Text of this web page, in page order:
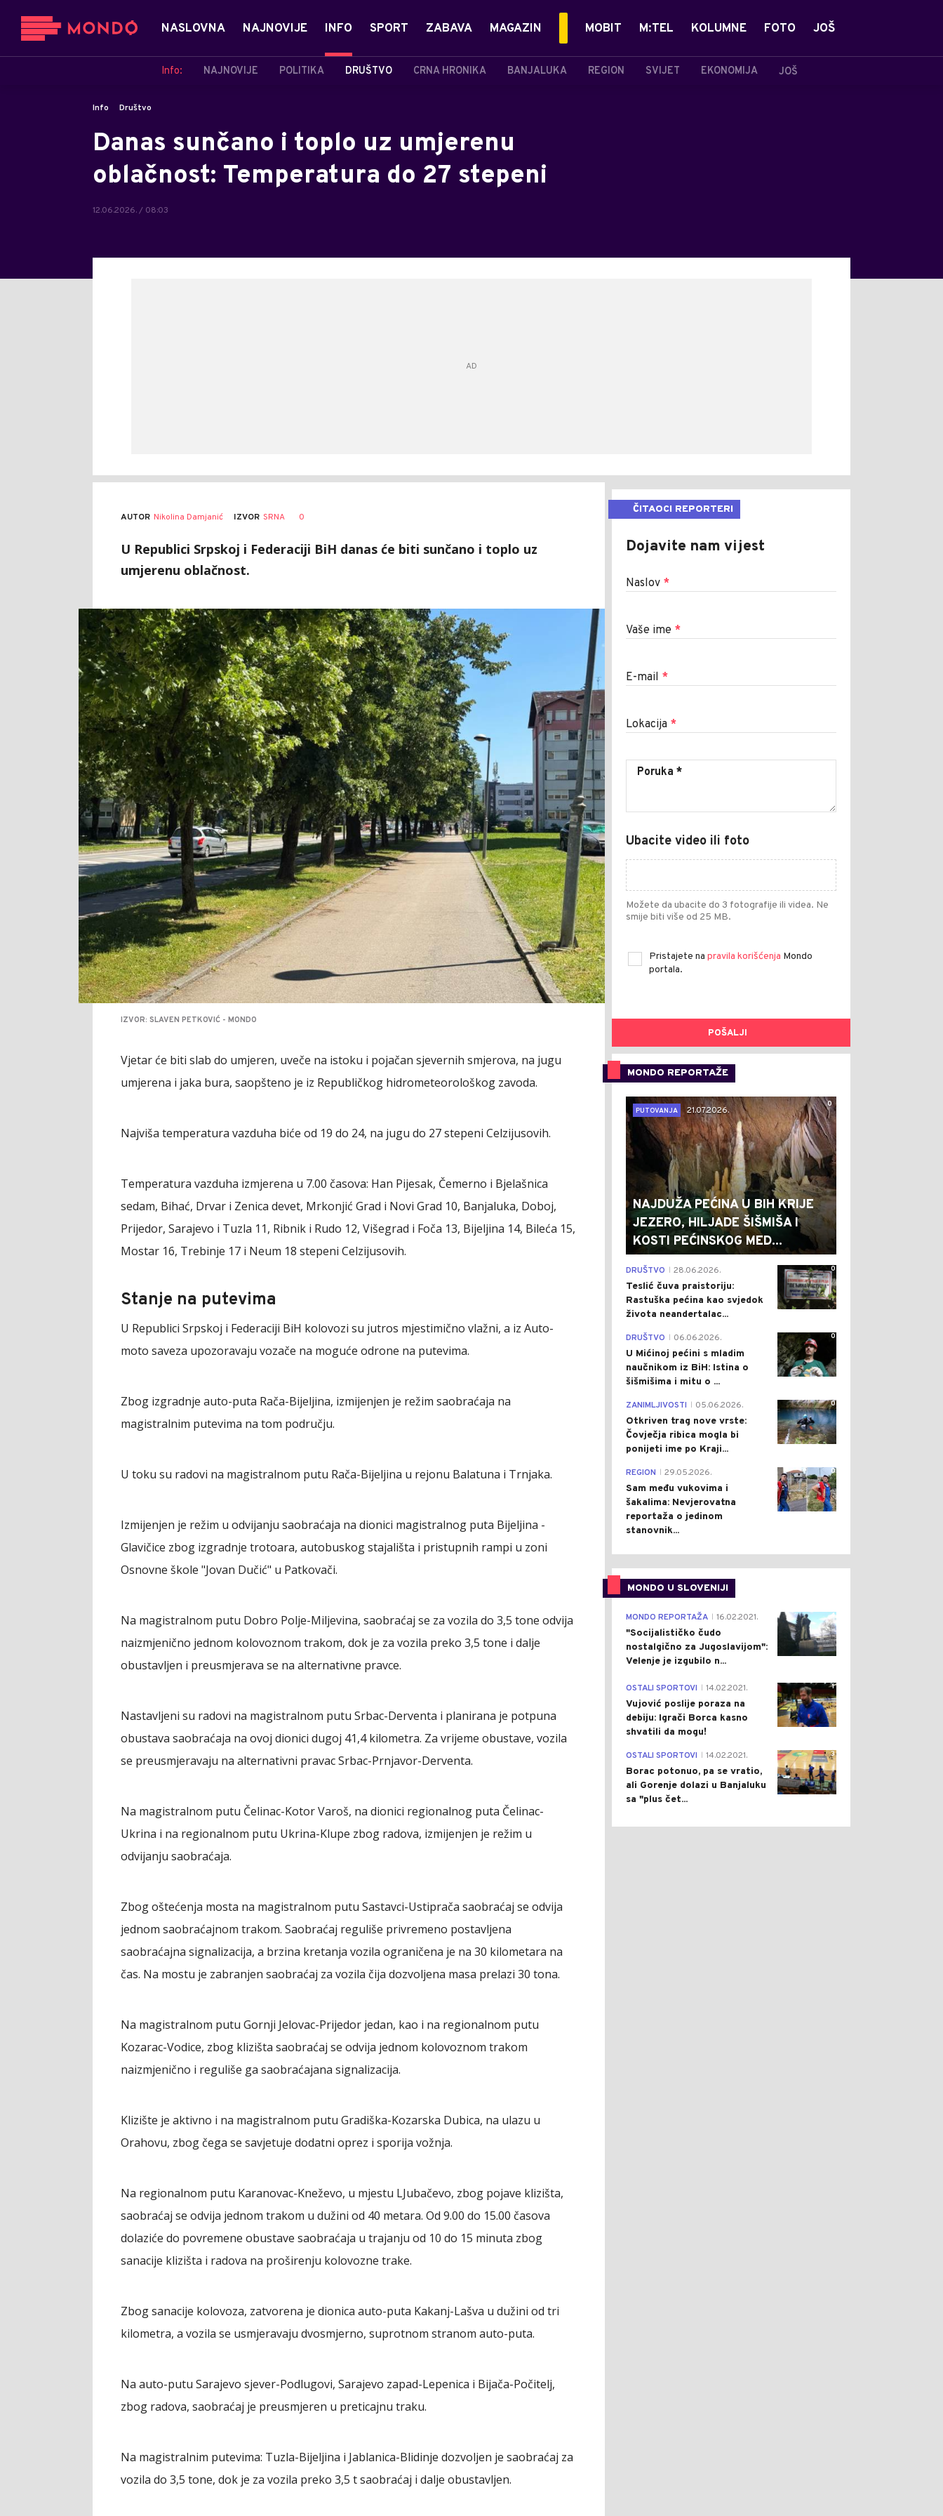
NASLOVNA NAJNOVIJE INFO
Info: NAJNOVIJE POLITIKA DRUŠTVO CRNA HRONIKA BANJALUKA REGION SVIJET EKONOMIJA JOŠ
SPORT ZABAVA MAGAZIN MOBIT M:TEL KOLUMNE FOTO JOŠ
Info Društvo
Danas sunčano i toplo uz umjerenu
oblačnost: Temperatura do 27 stepeni
12.06.2026. / 08:03
AUTOR Nikolina Damjanić IZVOR SRNA 0
U Republici Srpskoj i Federaciji BiH danas će biti sunčano i toplo uz
umjerenu oblačnost.
IZVOR: SLAVEN PETKOVIĆ - MONDO
Vjetar će biti slab do umjeren, uveče na istoku i pojačan sjevernih smjerova, na jugu
umjerena i jaka bura, saopšteno je iz Republičkog hidrometeorološkog zavoda.
Najviša temperatura vazduha biće od 19 do 24, na jugu do 27 stepeni Celzijusovih.
Temperatura vazduha izmjerena u 7.00 časova: Han Pijesak, Čemerno i Bjelašnica
sedam, Bihać, Drvar i Zenica devet, Mrkonjić Grad i Novi Grad 10, Banjaluka, Doboj,
Prijedor, Sarajevo i Tuzla 11, Ribnik i Rudo 12, Višegrad i Foča 13, Bijeljina 14, Bileća 15,
Mostar 16, Trebinje 17 i Neum 18 stepeni Celzijusovih.
Stanje na putevima
U Republici Srpskoj i Federaciji BiH kolovozi su jutros mjestimično vlažni, a iz Auto-
moto saveza upozoravaju vozače na moguće odrone na putevima.
Zbog izgradnje auto-puta Rača-Bijeljina, izmijenjen je režim saobraćaja na
magistralnim putevima na tom području.
U toku su radovi na magistralnom putu Rača-Bijeljina u rejonu Balatuna i Trnjaka.
Izmijenjen je režim u odvijanju saobraćaja na dionici magistralnog puta Bijeljina -
Glavičice zbog izgradnje trotoara, autobuskog stajališta i pristupnih rampi u zoni
Osnovne škole "Jovan Dučić" u Patkovači.
Na magistralnom putu Dobro Polje-Miljevina, saobraćaj se za vozila do 3,5 tone odvija
naizmjenično jednom kolovoznom trakom, dok je za vozila preko 3,5 tone i dalje
obustavljen i preusmjerava se na alternativne pravce.
Nastavljeni su radovi na magistralnom putu Srbac-Derventa i planirana je potpuna
obustava saobraćaja na ovoj dionici dugoj 41,4 kilometra. Za vrijeme obustave, vozila
se preusmjeravaju na alternativni pravac Srbac-Prnjavor-Derventa.
Na magistralnom putu Čelinac-Kotor Varoš, na dionici regionalnog puta Čelinac-
Ukrina i na regionalnom putu Ukrina-Klupe zbog radova, izmijenjen je režim u
odvijanju saobraćaja.
Zbog oštećenja mosta na magistralnom putu Sastavci-Ustiprača saobraćaj se odvija
jednom saobraćajnom trakom. Saobraćaj reguliše privremeno postavljena
saobraćajna signalizacija, a brzina kretanja vozila ograničena je na 30 kilometara na
čas. Na mostu je zabranjen saobraćaj za vozila čija dozvoljena masa prelazi 30 tona.
Na magistralnom putu Gornji Jelovac-Prijedor jedan, kao i na regionalnom putu
Kozarac-Vodice, zbog klizišta saobraćaj se odvija jednom kolovoznom trakom
naizmjenično i reguliše ga saobraćajana signalizacija.
Klizište je aktivno i na magistralnom putu Gradiška-Kozarska Dubica, na ulazu u
Orahovu, zbog čega se savjetuje dodatni oprez i sporija vožnja.
Na regionalnom putu Karanovac-Kneževo, u mjestu LJubačevo, zbog pojave klizišta,
saobraćaj se odvija jednom trakom u dužini od 40 metara. Od 9.00 do 15.00 časova
dolaziće do povremene obustave saobraćaja u trajanju od 10 do 15 minuta zbog
sanacije klizišta i radova na proširenju kolovozne trake.
Zbog sanacije kolovoza, zatvorena je dionica auto-puta Kakanj-Lašva u dužini od tri
kilometra, a vozila se usmjeravaju dvosmjerno, suprotnom stranom auto-puta.
Na auto-putu Sarajevo sjever-Podlugovi, Sarajevo zapad-Lepenica i Bijača-Počitelj,
zbog radova, saobraćaj je preusmjeren u preticajnu traku.
Na magistralnim putevima: Tuzla-Bijeljina i Jablanica-Blidinje dozvoljen je saobraćaj za
vozila do 3,5 tone, dok je za vozila preko 3,5 t saobraćaj i dalje obustavljen.
ČITAOCI REPORTERI
Dojavite nam vijest
Naslov *
Vaše ime *
E-mail *
Lokacija *
Ubacite video ili foto
Možete da ubacite do 3 fotografije ili videa. Ne
smije biti više od 25 MB.
Pristajete na pravila korišćenja Mondo
portala.
POŠALJI
MONDO REPORTAŽE
0
PUTOVANJA
21.07.2026.
NAJDUŽA PEĆINA U BIH KRIJE
JEZERO, HILJADE ŠIŠMIŠA I
KOSTI PEĆINSKOG MED...
0
DRUŠTVO 28.06.2026.
Teslić čuva praistoriju:
Rastuška pećina kao svjedok
života neandertalac...
0
DRUŠTVO 06.06.2026.
U Mićinoj pećini s mladim
naučnikom iz BiH: Istina o
šišmišima i mitu o ...
0
ZANIMLJIVOSTI 05.06.2026.
Otkriven trag nove vrste:
Čovječja ribica mogla bi
ponijeti ime po Kraji...
0
REGION 29.05.2026.
Sam među vukovima i
šakalima: Nevjerovatna
reportaža o jedinom
stanovnik...
MONDO U SLOVENIJI
4
MONDO REPORTAŽA 16.02.2021.
"Socijalističko čudo
nostalgično za Jugoslavijom":
Velenje je izgubilo n...
1
OSTALI SPORTOVI 14.02.2021.
Vujović poslije poraza na
debiju: Igrači Borca kasno
shvatili da mogu!
3
OSTALI SPORTOVI 14.02.2021.
Borac potonuo, pa se vratio,
ali Gorenje dolazi u Banjaluku
sa "plus čet...